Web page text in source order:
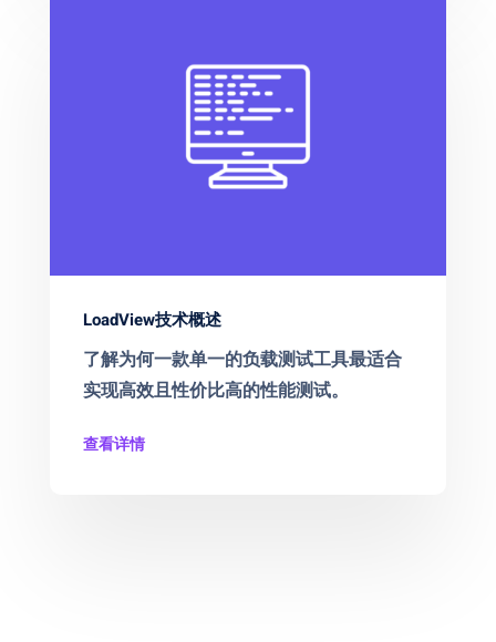
LoadView技术概述
了解为何一款单一的负载测试工具最适合
实现高效且性价比高的性能测试。
查看详情